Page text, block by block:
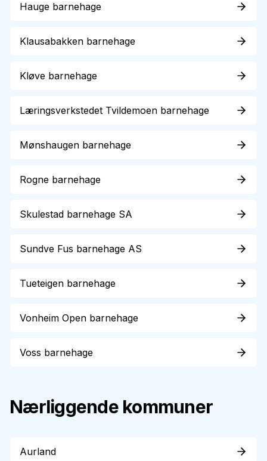
Hauge barnehage
Klausabakken barnehage
Kløve barnehage
Læringsverkstedet Tvildemoen barnehage
Mønshaugen barnehage
Rogne barnehage
Skulestad barnehage SA
Sundve Fus barnehage AS
Tueteigen barnehage
Vonheim Open barnehage
Voss barnehage
Nærliggende kommuner
Aurland